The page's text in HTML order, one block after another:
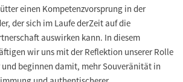
einen Kompetenzvorsprung in der
der sich im Laufe derZeit auf die
auswirken kann. In diesem
wir uns mit der Reflektion unserer Rolle
und beginnen damit, mehr Souveränität in